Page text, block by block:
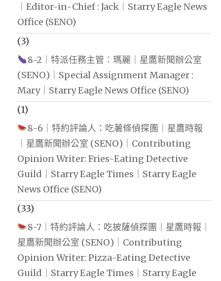
｜Editor-in-Chief : Jack｜Starry Eagle News
Office (SENO)
(3)
8-2｜特派任務主管：瑪麗｜星鷹新聞辦公室
(SENO)｜Special Assignment Manager :
Mary｜Starry Eagle News Office (SENO)
(1)
8-6｜特約評論人：吃薯條偵探團｜星鷹時報
｜星鷹新聞辦公室 (SENO)｜Contributing
Opinion Writer: Fries-Eating Detective
Guild｜Starry Eagle Times｜Starry Eagle
News Office (SENO)
(33)
8-7｜特約評論人：吃披薩偵探團｜星鷹時報｜
星鷹新聞辦公室 (SENO)｜Contributing
Opinion Writer: Pizza-Eating Detective
Guild｜Starry Eagle Times｜Starry Eagle